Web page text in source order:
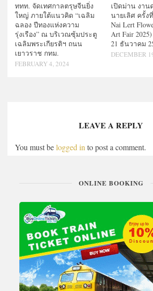
ททท. จัดเทศกาลตรุษจีนยิ่ง
ใหญ่ ภายใต้แนวคิด “เฉลิม
ฉลอง ปีทองแห่งความ
รุ่งเรือง” ณ บริเวณซุ้มประตู
เฉลิมพระเกียรติฯ ถนน
เยาวราช กทม.
FEBRUARY 4, 2024
เปิดม่าน งาน
นายเลิศ ครั้ง
Nai Lert
Art Fair
21 ธันวาคม
DECEMBER
LEAVE A REPLY
You must belogged in to post a comment.
ONLINE BOOKING